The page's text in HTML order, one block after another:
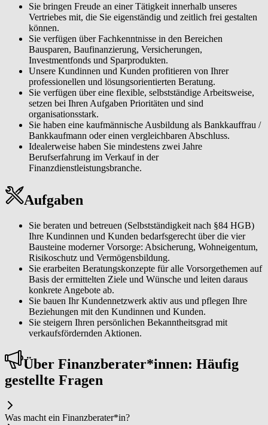
Sie bringen Freude an einer Tätigkeit innerhalb unseres
Vertriebes mit, die Sie eigenständig und zeitlich frei gestalten
können.
Sie verfügen über Fachkenntnisse in den Bereichen
Bausparen, Baufinanzierung, Versicherungen,
Investmentfonds und Sparprodukten.
Unsere Kundinnen und Kunden profitieren von Ihrer
professionellen und lösungsorientierten Beratung.
Sie verfügen über eine flexible, selbstständige Arbeitsweise,
setzen bei Ihren Aufgaben Prioritäten und sind
organisationsstark.
Sie haben eine kaufmännische Ausbildung als Bankkauffrau /
Bankkaufmann oder einen vergleichbaren Abschluss.
Idealerweise haben Sie mindestens zwei Jahre
Berufserfahrung im Verkauf in der
Finanzdienstleistungsbranche.
Aufgaben
Sie beraten und betreuen (Selbstständigkeit nach §84 HGB)
Ihre Kundinnen und Kunden bedarfsgerecht über die vier
Bausteine moderner Vorsorge: Absicherung, Wohneigentum,
Risikoschutz und Vermögensbildung.
Sie erarbeiten Beratungskonzepte für alle Vorsorgethemen auf
Basis der ermittelten Ziele und Wünsche und leiten daraus
konkrete Angebote ab.
Sie bauen Ihr Kundennetzwerk aktiv aus und pflegen Ihre
Beziehungen mit den Kundinnen und Kunden.
Sie steigern Ihren persönlichen Bekanntheitsgrad mit
verkaufsfördernden Aktionen.
Über Fi­nanz­be­ra­ter*in­nen: Häufig
gestellte Fragen
Was macht ein Fi­nanz­be­ra­ter*in?